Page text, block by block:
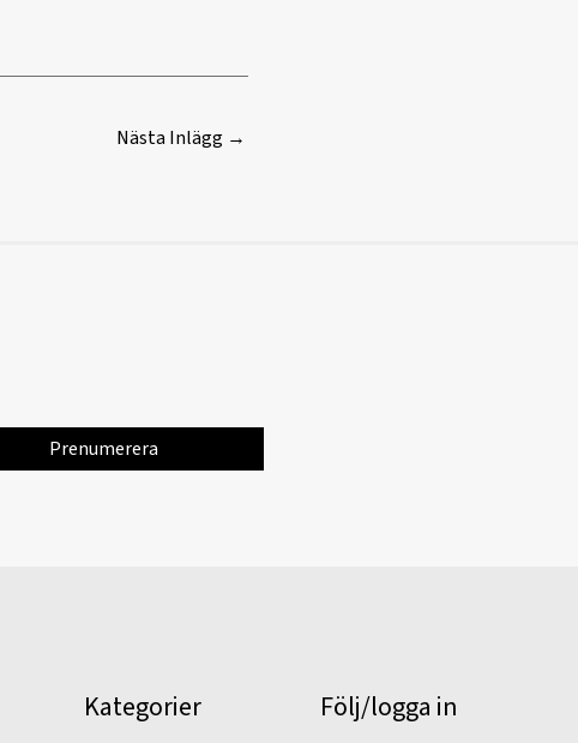
Nästa Inlägg →
Kategorier Följ/logga in